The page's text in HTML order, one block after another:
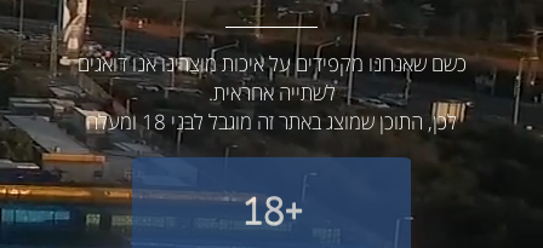
כשם שאנחנו מקפידים על איכות מוצרינו אנו דואגים
לשתייה אחראית.
לכן, התוכן שמוצג באתר זה מוגבל לבני 18 ומעלה
+18